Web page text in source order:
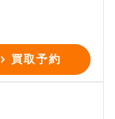
買取予約